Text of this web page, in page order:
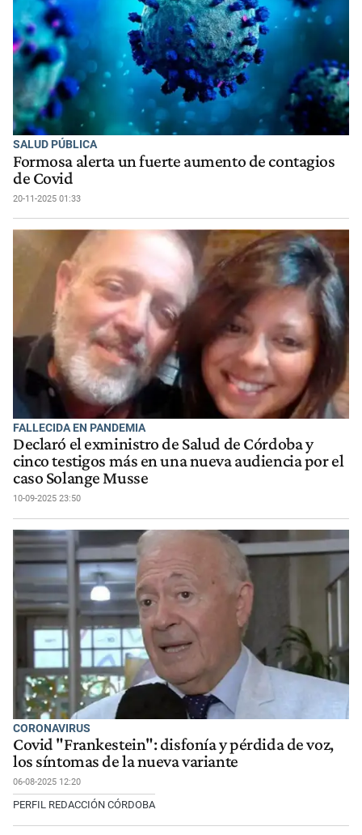
SALUD PÚBLICA
Formosa alerta un fuerte aumento de contagios
de Covid
20-11-2025 01:33
FALLECIDA EN PANDEMIA
Declaró el exministro de Salud de Córdoba y
cinco testigos más en una nueva audiencia por el
caso Solange Musse
10-09-2025 23:50
CORONAVIRUS
Covid "Frankestein": disfonía y pérdida de voz,
los síntomas de la nueva variante
06-08-2025 12:20
PERFIL REDACCIÓN CÓRDOBA